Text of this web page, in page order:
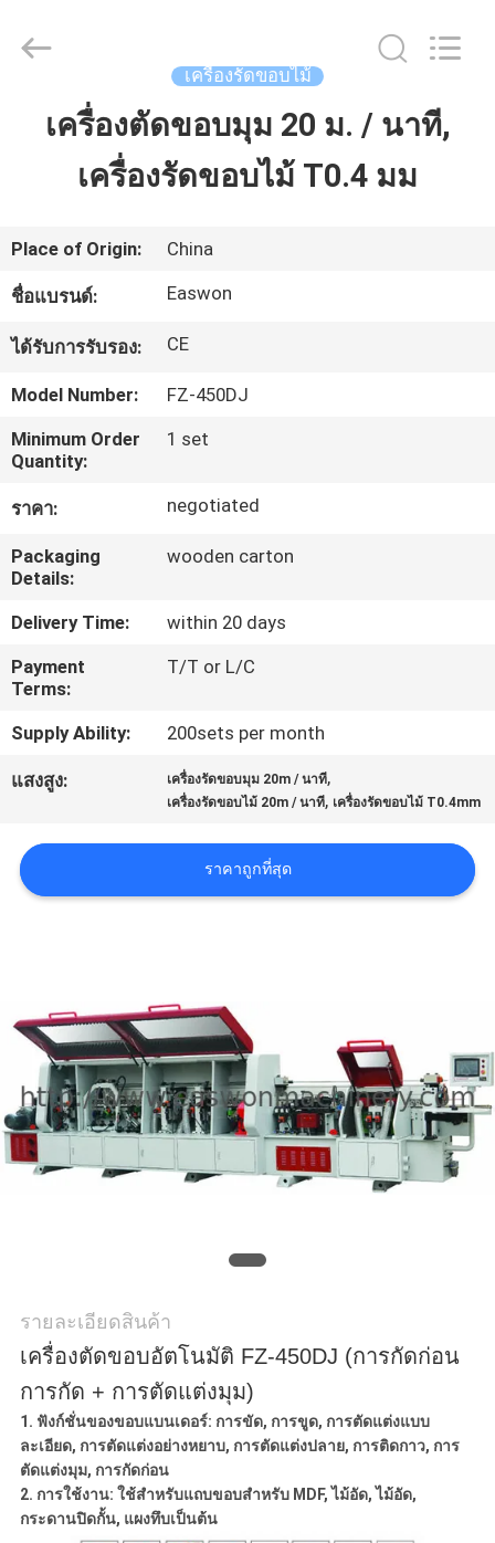
บ้าน
เกี่ยว
กับ
เรา
ทัวร์
ควบคุม
คุณภาพ
ติดต่อ
เรา
ข่าว
ใบ
เสนอ
ราคา
PRIVACY
POLICY
Ruixiang
Import
เครื่องรัดขอบไม้
เครื่องตัดขอบมุม 20 ม. / นาที,
เครื่องรัดขอบไม้ T0.4 มม
Place of Origin: China
ชื่อแบรนด์: Easwon
ได้รับการรับรอง: CE
Model Number:
FZ-450DJ
Minimum Order
Quantity:
1 set
ราคา: negotiated
Packaging
Details:
wooden carton
Delivery Time:
within 20 days
Payment
Terms:
T/T or L/C
Supply Ability: 200sets per month
แสงสูง: เครื่องรัดขอบมุม 20m / นาที,
เครื่องรัดขอบไม้ 20m / นาที, เครื่องรัดขอบไม้ T0.4mm
ราคาถูกที่สุด
รายละเอียดสินค้า
เครื่องตัดขอบอัตโนมัติ FZ-450DJ (การกัดก่อน
การกัด + การตัดแต่งมุม)
1. ฟังก์ชั่นของขอบแบนเดอร์: การขัด, การขูด, การตัดแต่งแบบ
ละเอียด, การตัดแต่งอย่างหยาบ, การตัดแต่งปลาย, การติดกาว, การ
ตัดแต่งมุม, การกัดก่อน
2. การใช้งาน: ใช้สำหรับแถบขอบสำหรับ MDF, ไม้อัด, ไม้อัด,
กระดานปิดกั้น, แผงทึบเป็นต้น